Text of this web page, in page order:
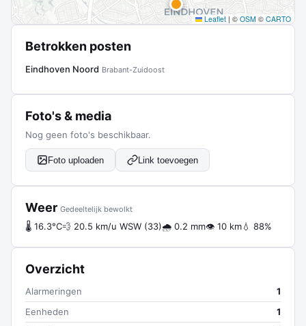
Leaflet | © OSM © CARTO
Betrokken posten
Eindhoven Noord Brabant-Zuidoost
Foto's & media
Nog geen foto's beschikbaar.
Foto uploaden Link toevoegen
Weer Gedeeltelijk bewolkt
🌡 16.3°C💨 20.5 km/u WSW (33)🌧 0.2 mm👁 10 km💧 88%
Overzicht
Alarmeringen
1
Eenheden
1